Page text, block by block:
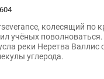
604
колесящий по
учёных
реки Неретва Валлис
углерода.